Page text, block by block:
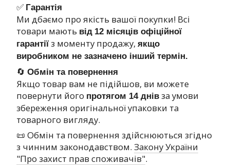
✅ Гарантія
Ми дбаємо про якість вашої покупки! Всі
товари мають від 12 місяців офіційної
гарантії з моменту продажу, якщо
виробником не зазначено інший термін.
🔄 Обмін та повернення
Якщо товар вам не підійшов, ви можете
повернути його протягом 14 днів за умови
збереження оригінальної упаковки та
товарного вигляду.
📜 Обмін та повернення здійснюються згідно
з чинним законодавством. Закону України
"Про захист прав споживачів".